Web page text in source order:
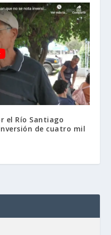
el Río Santiago
de cuatro mil